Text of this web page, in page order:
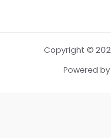
Copyright ©
Powered